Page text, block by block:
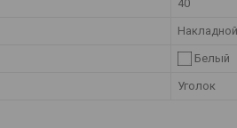
40
Накладной
Белый
Уголок